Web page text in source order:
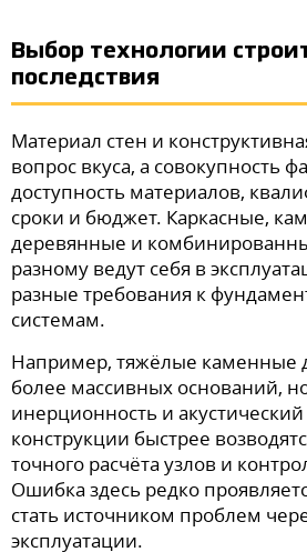
Выбор технологии
последствия
Материал стен и
вопрос вкуса, а совокупность
доступность материалов,
сроки и бюджет. Каркасные,
деревянные и
разному ведут себя в
разные требования к
системам.
Например, тяжёлые каменные
более массивных оснований,
инерционность и
конструкции быстрее
точного расчёта узлов и
Ошибка здесь редко
стать источником проблем
эксплуатации.